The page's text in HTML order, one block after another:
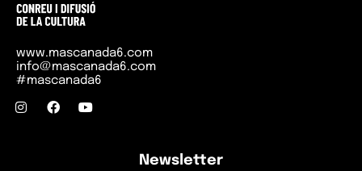
www.mascanada6.com
info@mascanada6.com
#mascanada6
Newsletter